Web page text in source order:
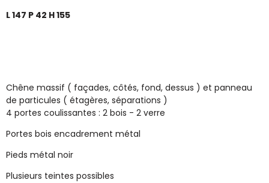
L 147 P 42 H 155
Chêne massif ( façades, côtés, fond, dessus ) et panneau
de particules ( étagères, séparations )
4 portes coulissantes : 2 bois - 2 verre
Portes bois encadrement métal
Pieds métal noir
Plusieurs teintes possibles